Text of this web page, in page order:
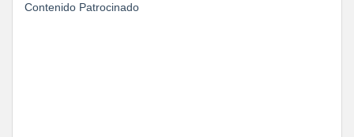
Contenido Patrocinado